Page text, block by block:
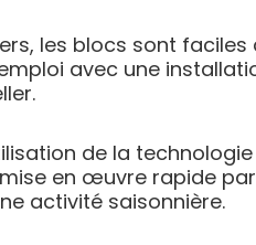
les blocs sont
avec une
de la technologie
en œuvre rapide
activité saisonnière.